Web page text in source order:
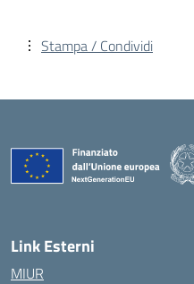
Stampa / Condividi
Link Esterni
MIUR